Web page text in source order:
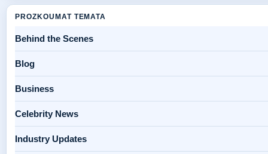
PROZKOUMAT TEMATA
Behind the Scenes
Blog
Business
Celebrity News
Industry Updates